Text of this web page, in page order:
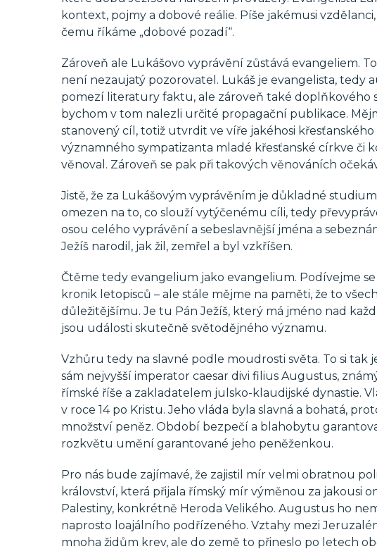
kontext, pojmy a dobové reálie. Píše jakémusi
čemu říkáme „dobové pozadí“.
Zároveň ale Lukášovo vyprávění zůstává evangeliem.
není nezaujatý pozorovatel. Lukáš je evangelista,
pomezí literatury faktu, ale zároveň také
bychom v tom nalezli určité propagační publikace.
stanovený cíl, totiž utvrdit ve víře jakéhosi
významného sympatizanta mladé křesťanské církve či
věnoval. Zároveň se pak při takových věnováních
Jistě, že za Lukášovým vyprávěním je důkladné
omezen na to, co slouží vytýčenému cíli, tedy
osou celého vyprávění a sebeslavnější jména a
Ježíš narodil, jak žil, zemřel a byl vzkříšen.
Čtěme tedy evangelium jako evangelium. Podívejme
kronik letopisců – ale stále mějme na paměti, že to
důležitějšímu. Je tu Pán Ježíš, který má jméno nad
jsou události skutečně světodějného významu.
Vzhůru tedy na slavné podle moudrosti světa. To si tak
sám nejvyšší imperator caesar divi filius Augustus,
římské říše a zakladatelem julsko-klaudijské dynastie.
v roce 14 po Kristu. Jeho vláda byla slavná a bohatá,
množství peněz. Období bezpečí a blahobytu
rozkvětu umění garantované jeho peněženkou.
Pro nás bude zajímavé, že zajistil mír velmi obratnou
království, která přijala římský mír výměnou za jakousi
Palestiny, konkrétně Heroda Velikého. Augustus ho
naprosto loajálního podřízeného. Vztahy mezi
mnoha židům krev, ale do země to přineslo po letech